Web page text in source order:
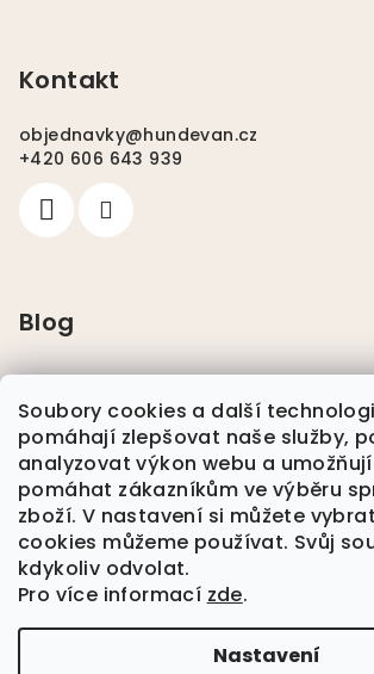
Soubory cookies a další
pomáhají zlepšovat naše služby,
analyzovat výkon webu a
pomáhat zákazníkům ve výběru
zboží. V nastavení si můžete
cookies můžeme používat. Svůj
kdykoliv odvolat.
Pro více informací zde.
Nastavení
Kontakt
objednavky@hundevan.cz
+420 606 643 939
Blog
Pláštěnky pro psy
Nikwax
Plavání se psem
Nová Kolekce Jaro/Léto Dog